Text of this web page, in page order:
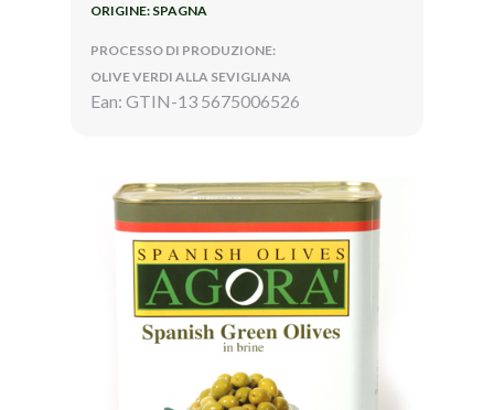
ORIGINE: SPAGNA
PROCESSO DI PRODUZIONE:
OLIVE VERDI ALLA SEVIGLIANA
Ean: GTIN-13 5675006526